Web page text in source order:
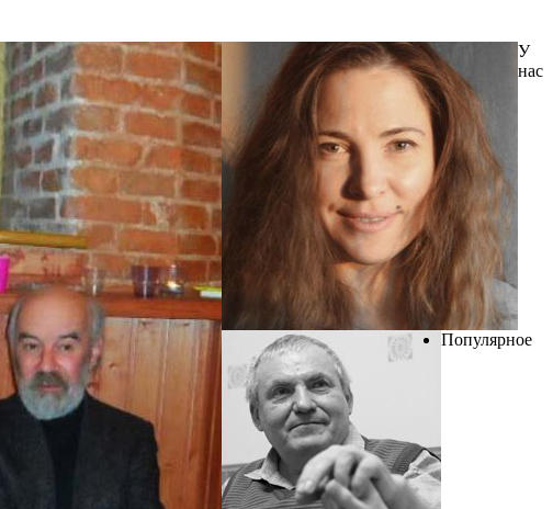
У
нас
Популярное